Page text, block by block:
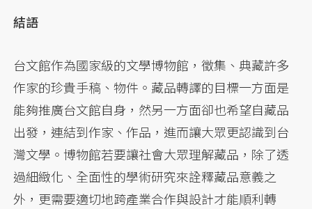
結語
台文館作為國家級的文學博物館，徵集、典藏許多
作家的珍貴手稿、物件。藏品轉譯的目標一方面是
能夠推廣台文館自身，然另一方面卻也希望自藏品
出發，連結到作家、作品，進而讓大眾更認識到台
灣文學。博物館若要讓社會大眾理解藏品，除了透
過細緻化、全面性的學術研究來詮釋藏品意義之
外 ，更需要適切地跨產業合作與設計才能順利轉